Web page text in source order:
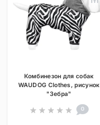
Комбинезон для собак
WAUDOG Clothes, рисунок
"Зебра"
0